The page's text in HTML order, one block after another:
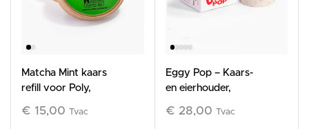
Matcha Mint kaars
refill voor Poly,
€ 15,00 Tvac
Eggy Pop – Kaars-
en eierhouder,
€ 28,00 Tvac